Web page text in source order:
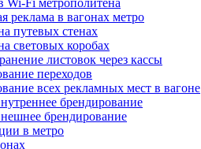
Wi-Fi метрополитена
реклама в вагонах метро
путевых стенах
световых коробах
листовок через кассы
переходов
всех рекламных мест в вагоне
брендирование
брендирование
в метро